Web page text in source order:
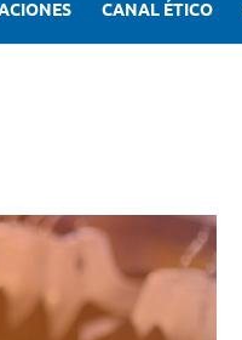
CANAL ÉTICO